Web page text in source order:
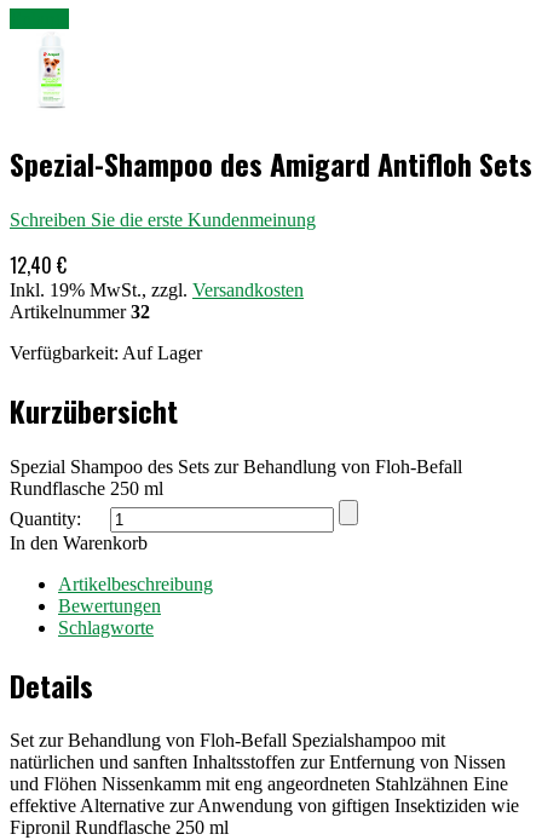
Spezial-Shampoo des Amigard Antifloh Sets
Schreiben Sie die erste Kundenmeinung
12,40 €
Inkl. 19% MwSt., zzgl. Versandkosten
Artikelnummer32
Verfügbarkeit: Auf Lager
Kurzübersicht
Spezial Shampoo des Sets zur Behandlung von Floh-Befall
Rundflasche 250 ml
Quantity:
In den Warenkorb
Artikelbeschreibung
Bewertungen
Schlagworte
Details
Set zur Behandlung von Floh-Befall Spezialshampoo mit
natürlichen und sanften Inhaltsstoffen zur Entfernung von Nissen
und Flöhen Nissenkamm mit eng angeordneten Stahlzähnen Eine
effektive Alternative zur Anwendung von giftigen Insektiziden wie
Fipronil Rundflasche 250 ml